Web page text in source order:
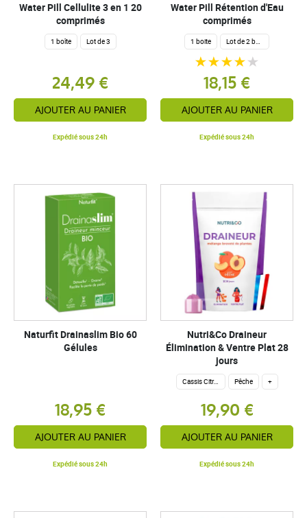
Water Pill Cellulite 3 en 1 20
comprimés
1 boîte Lot de 3
24,49 €
AJOUTER AU PANIER
Expédié sous 24h
Water Pill Rétention d'Eau
comprimés
1 boite Lot de 2 boites
18,15 €
AJOUTER AU PANIER
Expédié sous 24h
Naturfit Drainaslim Bio 60
Gélules
18,95 €
AJOUTER AU PANIER
Expédié sous 24h
Nutri&Co Draineur
Élimination & Ventre Plat 28
jours
Cassis Citron Pêche +
19,90 €
AJOUTER AU PANIER
Expédié sous 24h